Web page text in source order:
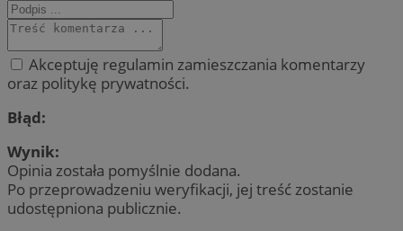
Akceptuję regulamin zamieszczania komentarzy
oraz politykę prywatności.
Błąd:
Wynik:
Opinia została pomyślnie dodana.
Po przeprowadzeniu weryfikacji, jej treść zostanie
udostępniona publicznie.